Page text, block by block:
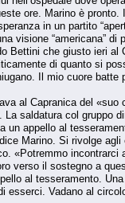
ore. Marino è
in un partito
visione “americana”
Bettini che giusto ieri al
di quanto si
Il mio cuore batte
al Capranica del
La saldatura col gruppo
un appello al
Marino. Si rivolge
«Potremmo
verso il sostegno a
al tesseramento.
esserci. Vadano al